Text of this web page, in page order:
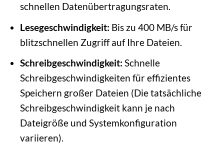
schnellen Datenübertragungsraten.
Lesegeschwindigkeit: Bis zu 400 MB/s für
blitzschnellen Zugriff auf Ihre Dateien.
Schreibgeschwindigkeit: Schnelle
Schreibgeschwindigkeiten für effizientes
Speichern großer Dateien (Die tatsächliche
Schreibgeschwindigkeit kann je nach
Dateigröße und Systemkonfiguration
variieren).